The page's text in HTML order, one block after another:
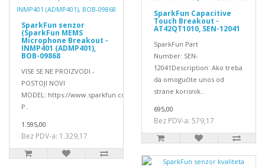
SparkFun senzor
(SparkFun MEMS
Microphone Breakout -
INMP401 (ADMP401),
BOB-09868
VISE SE NE PROIZVODI -
POSTOJI NOVI
MODEL: https://www.sparkfun.com/products/18011SparkFun
P..
1.595,00
Bez PDV-a: 1.329,17
SparkFun Capacitive
Touch Breakout -
AT42QT1010, SEN-12041
SparkFun Part
Number: SEN-
12041Description: Ako treba
da omogućite unos od
strane korisnik..
695,00
Bez PDV-a: 579,17